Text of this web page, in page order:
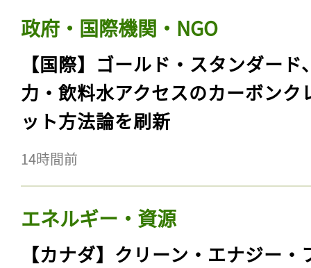
政府・国際機関・NGO
【国際】ゴールド・スタンダード
力・飲料水アクセスのカーボンク
ット方法論を刷新
14時間前
エネルギー・資源
【カナダ】クリーン・エナジー・